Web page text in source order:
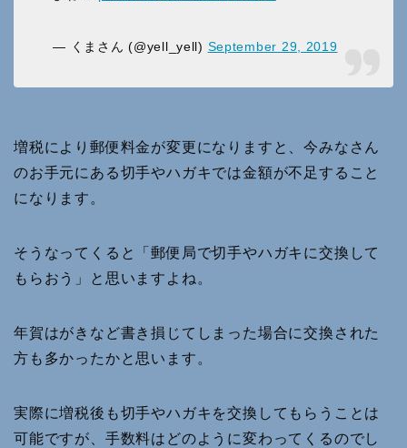
— くまさん (@yell_yell) September 29, 2019
増税により郵便料金が変更になりますと、今みなさん
のお手元にある切手やハガキでは金額が不足すること
になります。
そうなってくると「郵便局で切手やハガキに交換して
もらおう」と思いますよね。
年賀はがきなど書き損じてしまった場合に交換された
方も多かったかと思います。
実際に増税後も切手やハガキを交換してもらうことは
可能ですが、手数料はどのように変わってくるのでし